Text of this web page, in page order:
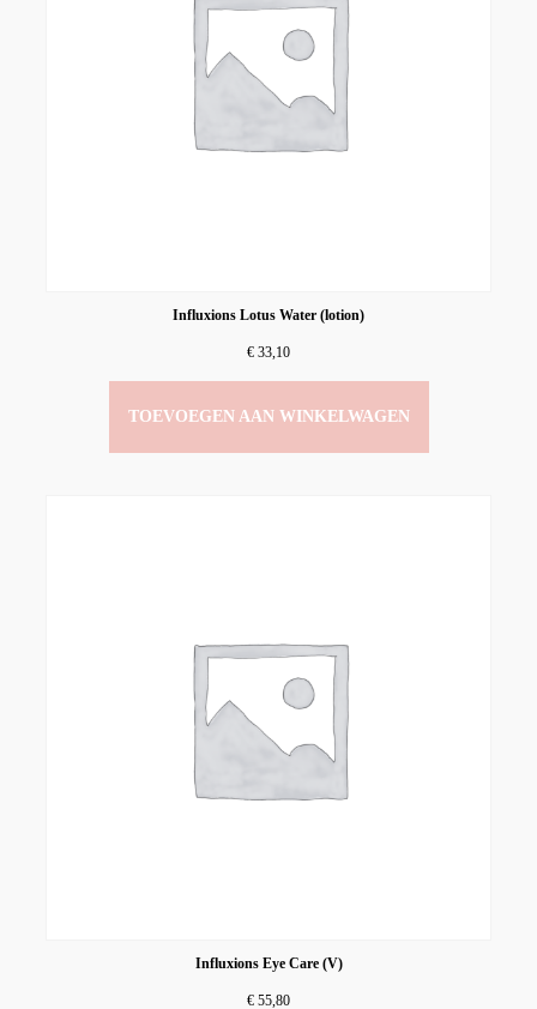
Influxions Lotus Water (lotion)
€ 33,10
TOEVOEGEN AAN WINKELWAGEN
Influxions Eye Care (V)
€ 55,80